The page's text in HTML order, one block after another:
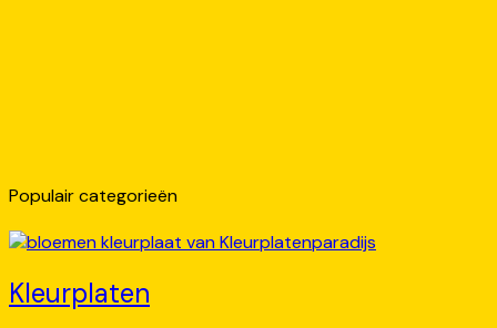
Populair categorieën
Kleurplaten